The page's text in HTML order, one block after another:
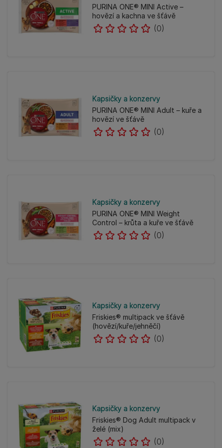
PURINA ONE® MINI Active –
hovězí a kachna ve šťávě
(0)
Kapsičky a konzervy
PURINA ONE® MINI Adult – kuře a
hovězí ve šťávě
(0)
Kapsičky a konzervy
PURINA ONE® MINI Weight
Control – krůta a kuře ve šťávě
(0)
Kapsičky a konzervy
Friskies® multipack ve šťávě
(hovězí/kuře/jehněčí)
(0)
Kapsičky a konzervy
Friskies® Dog Adult multipack v
želé (mix)
(0)